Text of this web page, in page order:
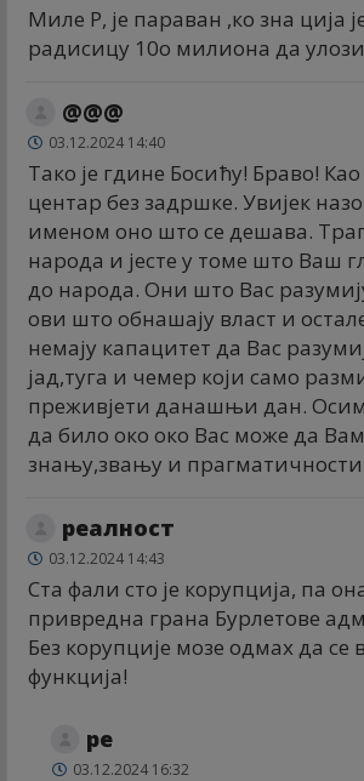
Миле Р, је параван ,ко зна ција
радисицу 10о милиона да улози
@@@
03.12.2024 14:40
Тако је гдине Босићу! Браво! Као
центар без задршке. Увијек
именом оно што се дешава.
народа и јесте у томе што Ваш
до народа. Они што Вас
ови што обнашају власт и
немају капацитет да Вас
јад,туга и чемер који само
преживјети данашњи дан.
да било око око Вас може да
знању,звању и прагматичности
реалност
03.12.2024 14:43
Ста фали сто је корупција, па
привредна грана Бурлетове
Без корупције мозе одмах да се
функција!
ре
03.12.2024 16:32